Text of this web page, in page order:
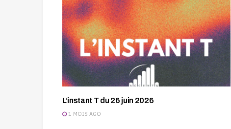
L’instant T du 26 juin 2026
1 MOIS AGO